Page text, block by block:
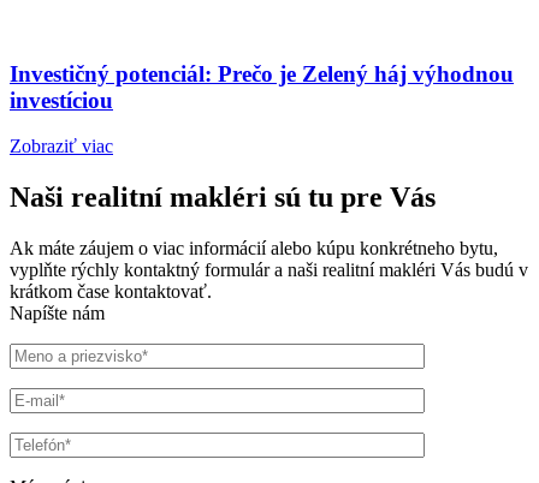
Investičný potenciál: Prečo je Zelený háj výhodnou
investíciou
Zobraziť viac
Naši realitní makléri sú tu pre Vás
Ak máte záujem o viac informácií alebo kúpu konkrétneho bytu,
vyplňte rýchly kontaktný formulár a naši realitní makléri Vás budú v
krátkom čase kontaktovať.
Napíšte nám